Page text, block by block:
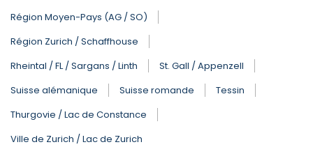
Région Moyen-Pays (AG / SO)
Région Zurich / Schaffhouse
Rheintal / FL / Sargans / Linth
St. Gall / Appenzell
Suisse alémanique
Suisse romande
Tessin
Thurgovie / Lac de Constance
Ville de Zurich / Lac de Zurich